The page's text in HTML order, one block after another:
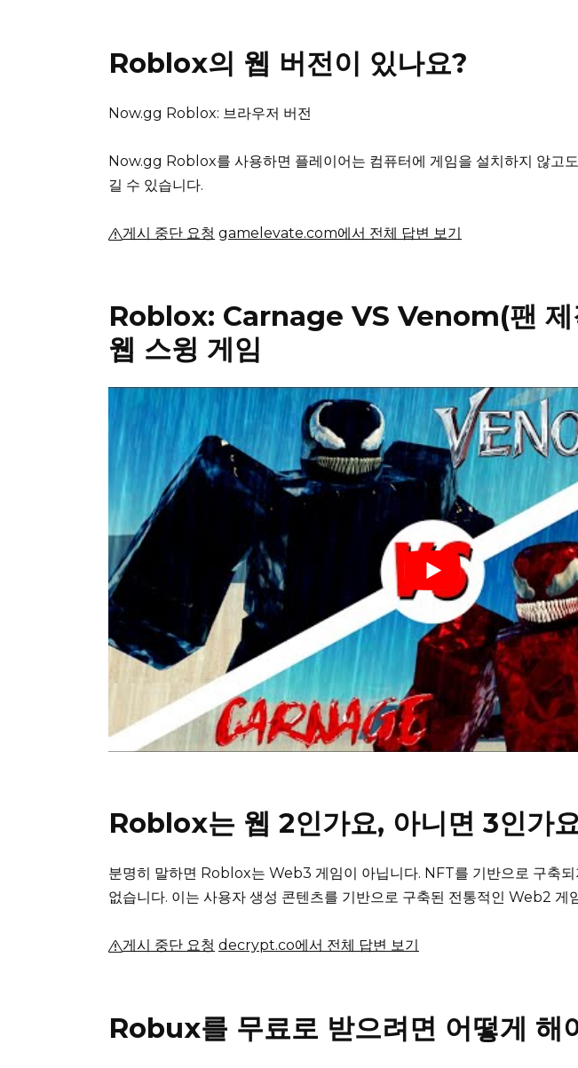
Roblox의 웹 버전이 있나요?
Now.gg Roblox: 브라우저 버전
Now.gg Roblox를 사용하면 플레이어는 컴퓨터에 게임을 설치하지 않고
길 수 있습니다.
게시 중단 요청 gamelevate.com에서 전체 답변 보기
Roblox: Carnage VS Venom(팬 제
웹 스윙 게임
Roblox는 웹 2인가요, 아니면 3인가
분명히 말하면 Roblox는 Web3 게임이 아닙니다. NFT를 기반으로 구축되
없습니다. 이는 사용자 생성 콘텐츠를 기반으로 구축된 전통적인 Web2 게
게시 중단 요청 decrypt.co에서 전체 답변 보기
Robux를 무료로 받으려면 어떻게 해